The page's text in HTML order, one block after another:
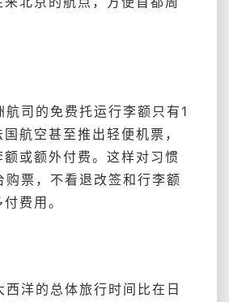
司的免费托运行李额只有1
航空甚至推出轻便机票，
或额外付费。这样对习惯
购票，不看退改签和行李额
费用。
洋的总体旅行时间比在日